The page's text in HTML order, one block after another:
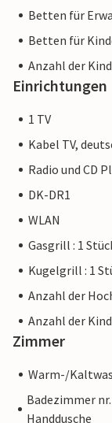
Betten für
Betten für
Anzahl der
Einrichtungen
1 TV
Kabel TV,
Radio und CD
DK-DR1
WLAN
Gasgrill : 1
Kugelgrill : 1
Anzahl der
Anzahl der
Zimmer
Warm-/
Badezimmer
Handdusche